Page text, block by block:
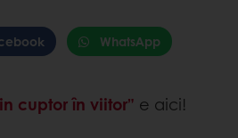
WhatsApp
cuptor în viitor” e aici!